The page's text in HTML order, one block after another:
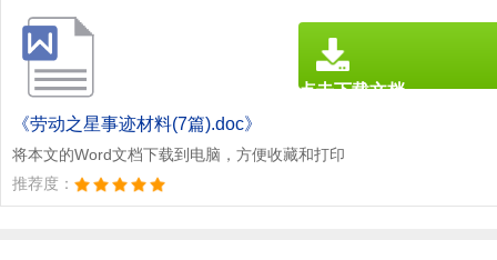
《劳动之星事迹材料(7篇).doc》
将本文的Word文档下载到电脑，方便收藏和打印
推荐度：
点击下载文档